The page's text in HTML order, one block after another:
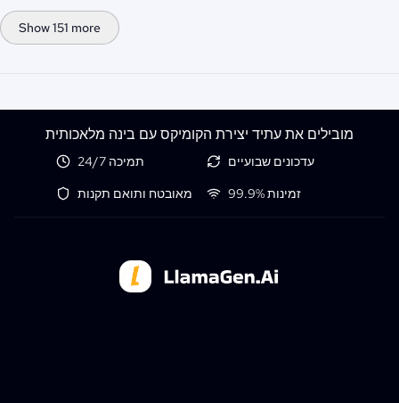
Show 151 more
מובילים את עתיד יצירת הקומיקס עם בינה מלאכותית
תמיכה 24/7
עדכונים שבועיים
מאובטח ותואם תקנות
זמינות 99.9%